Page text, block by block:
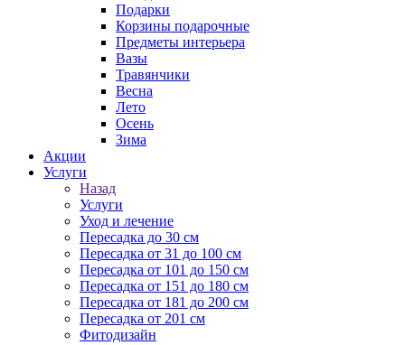
Подарки
Корзины подарочные
Предметы интерьера
Вазы
Травянчики
Весна
Лето
Осень
Зима
Акции
Услуги
Назад
Услуги
Уход и лечение
Пересадка до 30 см
Пересадка от 31 до 100 см
Пересадка от 101 до 150 см
Пересадка от 151 до 180 см
Пересадка от 181 до 200 см
Пересадка от 201 см
Фитодизайн